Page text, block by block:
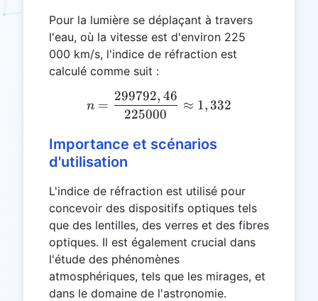
Pour la lumière se déplaçant à travers
l'eau, où la vitesse est d'environ 225
000 km/s, l'indice de réfraction est
calculé comme suit :
n = \frac{299
n =
225000
299792, 46
≈ 1,332
Importance et scénarios
d'utilisation
L'indice de réfraction est utilisé pour
concevoir des dispositifs optiques tels
que des lentilles, des verres et des fibres
optiques. Il est également crucial dans
l'étude des phénomènes
atmosphériques, tels que les mirages, et
dans le domaine de l'astronomie.